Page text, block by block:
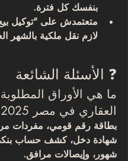
بنفسك كل فترة.
متعتمدش على “توكيل
لازم نقل ملكية بالشهر
❓ الأسئلة الشائعة
ما هي الأوراق
العقاري في مصر 2025؟
بطاقة رقم قومي، مفردات
شهور، وإيصالات مرافق.